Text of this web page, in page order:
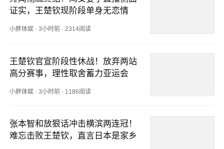
证实，王楚钦现阶段单身无恋情
小胖体娱 ·3小时前 ·2314阅读
王楚钦官宣阶段性休战！放弃两站
高分赛事，理性取舍蓄力亚运会
小胖体娱 ·3小时前 · 1186阅读
张本智和放狠话冲击横滨两连冠！
难忘击败王楚钦，直言日本是家乡